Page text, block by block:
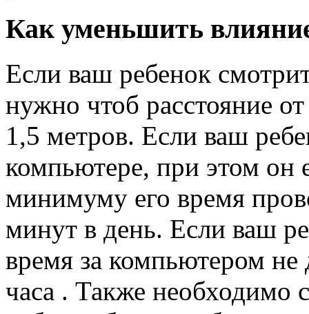
Как уменьшить
Если ваш ребенок
нужно чтоб расстояние
1,5 метров. Если ваш
компьютере, при этом он
минимуму его время
минут в день. Если ваш
время за компьютером
часа . Также необходимо